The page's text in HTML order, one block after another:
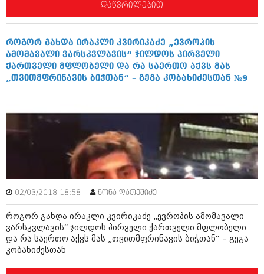
მოდა + დიზაინი
რელიგია
მედიცინა
სპორტი
კულინარია
ავტორჩევები
ბიზნესსიახლეები
გვარები
თემიდას სასწორი
იუმორი
კადრს მიღმა
კულინარია
ავტორჩევები
ბიზნესსიახლეები
გვარები
თემიდას სასწორი
იუმორი
კალეიდოსკოპი
ჰოროსკოპი და შეუცნობელი
დაწვრილებით
როგორ გახდა ირაკლი კვირიკაძე „ევროპის
ამომავალი ვარსკვლავის“ ჯილდოს პირველი
ქართველი მფლობელი და რა საერთო აქვს მას
„თვითმფრინავის ბიჭთან“ – გეგა კობახიძესთან №9
02/03/2018 18:58 ნონა დათეშიძე
როგორ გახდა ირაკლი კვირიკაძე „ევროპის ამომავალი
ვარსკვლავის“ ჯილდოს პირველი ქართველი მფლობელი
და რა საერთო აქვს მას „თვითმფრინავის ბიჭთან“ – გეგა
კობახიძესთან